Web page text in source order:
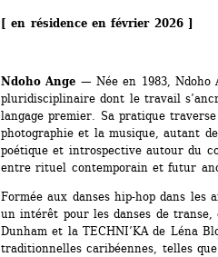
[ en résidence en février 2026 ]
Ndoho Ange — Née en 1983,
pluridisciplinaire dont le travail
langage premier. Sa pratique
photographie et la musique, autant
poétique et introspective autour du
entre rituel contemporain et futur
Formée aux danses hip-hop dans les
un intérêt pour les danses de
Dunham et la TECHNI’KA de Léna
traditionnelles caribéennes, telles